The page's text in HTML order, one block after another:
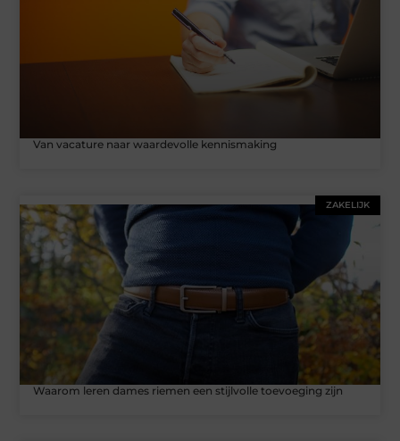
Van vacature naar waardevolle kennismaking
ZAKELIJK
Waarom leren dames riemen een stijlvolle toevoeging zijn